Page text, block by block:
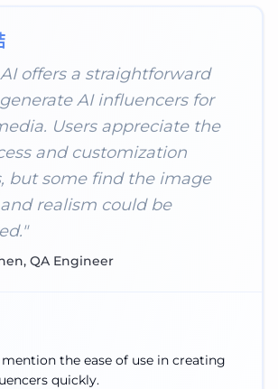
offers a straightforward
AI influencers for
Users appreciate the
and customization
but some find the image
realism could be
"
QA Engineer
the ease of use in creating
quickly.